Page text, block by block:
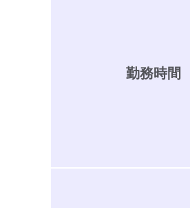
勤務時間